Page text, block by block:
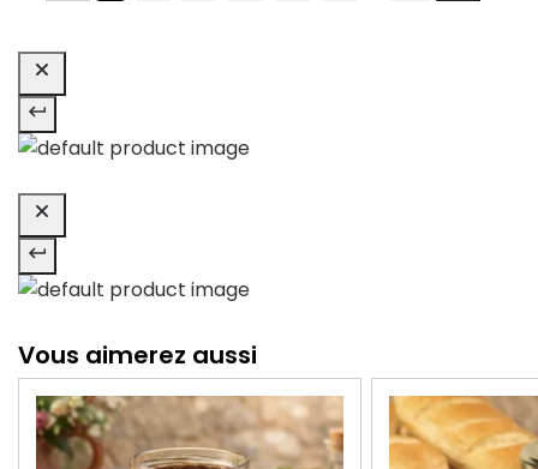
Vous aimerez aussi